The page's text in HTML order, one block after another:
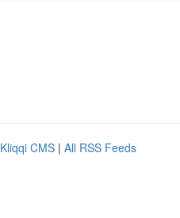
Kliqqi CMS | All RSS Feeds